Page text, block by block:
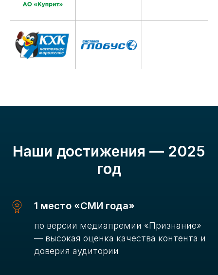
Наши достижения — 2025
год
1 место «СМИ года»
по версии медиапремии «Признание»
— высокая оценка качества контента и
доверия аудитории